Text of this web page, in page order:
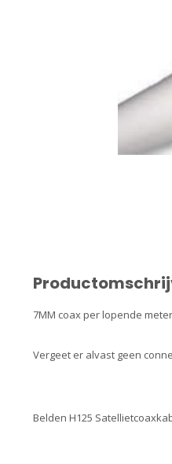
7MM coax per lopende
Vergeet er alvast geen
Belden H125